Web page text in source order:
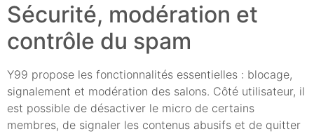
Sécurité, modération et
contrôle du spam
Y99 propose les fonctionnalités essentielles : blocage,
signalement et modération des salons. Côté utilisateur, il
est possible de désactiver le micro de certains
membres, de signaler les contenus abusifs et de quitter